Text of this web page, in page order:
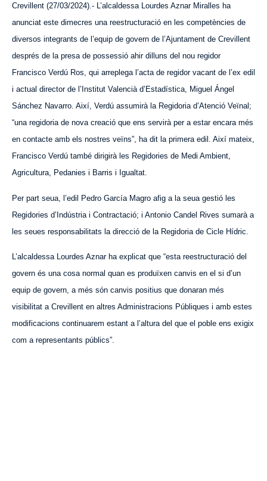
Crevillent (27/03/2024).- L’alcaldessa Lourdes Aznar Miralles ha
anunciat este dimecres una reestructuració en les competències de
diversos integrants de l’equip de govern de l’Ajuntament de Crevillent
després de la presa de possessió ahir dilluns del nou regidor
Francisco Verdú Ros, qui arreplega l’acta de regidor vacant de l’ex edil
i actual director de l’Institut Valencià d’Estadística, Miguel Ángel
Sánchez Navarro. Així, Verdú assumirà la Regidoria d’Atenció Veïnal;
“una regidoria de nova creació que ens servirà per a estar encara més
en contacte amb els nostres veïns”, ha dit la primera edil. Així mateix,
Francisco Verdú també dirigirà les Regidories de Medi Ambient,
Agricultura, Pedanies i Barris i Igualtat.
Per part seua, l’edil Pedro García Magro afig a la seua gestió les
Regidories d’Indústria i Contractació; i Antonio Candel Rives sumarà a
les seues responsabilitats la direcció de la Regidoria de Cicle Hídric.
L’alcaldessa Lourdes Aznar ha explicat que “esta reestructuració del
govern és una cosa normal quan es produïxen canvis en el si d’un
equip de govern, a més són canvis positius que donaran més
visibilitat a Crevillent en altres Administracions Públiques i amb estes
modificacions continuarem estant a l’altura del que el poble ens exigix
com a representants públics”.